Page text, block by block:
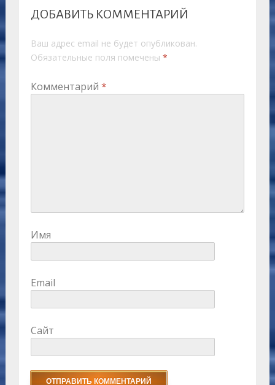
ДОБАВИТЬ КОММЕНТАРИЙ
Ваш адрес email не будет опубликован.
Обязательные поля помечены *
Комментарий *
Имя
Email
Сайт